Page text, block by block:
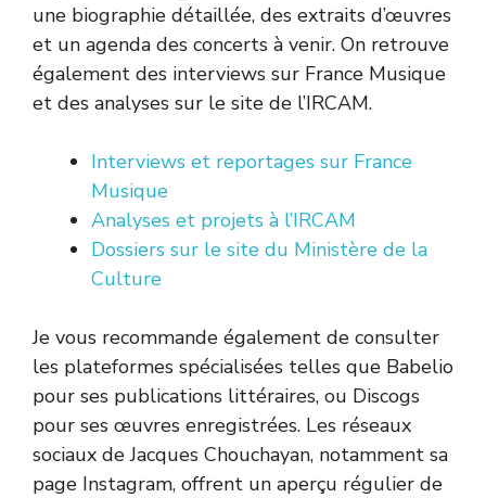
une biographie détaillée, des extraits d’œuvres
et un agenda des concerts à venir. On retrouve
également des interviews sur France Musique
et des analyses sur le site de l’IRCAM.
Interviews et reportages sur France
Musique
Analyses et projets à l’IRCAM
Dossiers sur le site du Ministère de la
Culture
Je vous recommande également de consulter
les plateformes spécialisées telles que Babelio
pour ses publications littéraires, ou Discogs
pour ses œuvres enregistrées. Les réseaux
sociaux de Jacques Chouchayan, notamment sa
page Instagram, offrent un aperçu régulier de